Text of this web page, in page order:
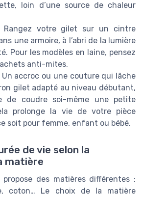
loin d’une source de chaleur
votre gilet sur un cintre
une armoire, à l’abri de la lumière
Pour les modèles en laine, pensez
anti-mites.
accroc ou une couture qui lâche
gilet adapté au niveau débutant,
de coudre soi-même une petite
prolonge la vie de votre pièce
soit pour femme, enfant ou bébé.
de vie selon la
matière
propose des matières différentes :
coton… Le choix de la matière